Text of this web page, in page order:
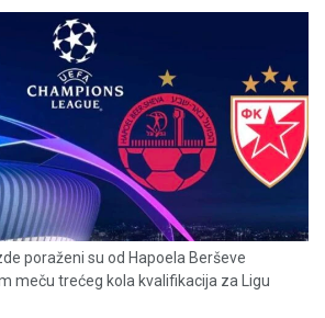
poraženi su od Hapoela Berševe
meču trećeg kola kvalifikacija za Ligu